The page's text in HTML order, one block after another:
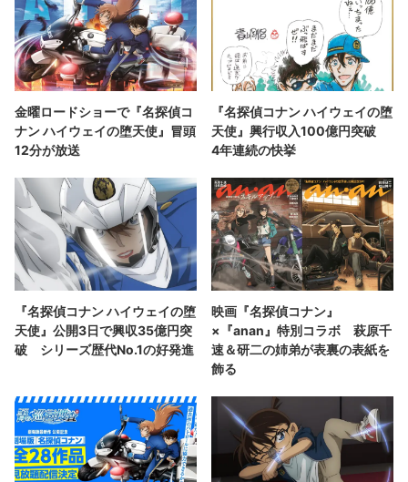
金曜ロードショーで『名探偵コ
ナン ハイウェイの堕天使』冒頭
12分が放送
『名探偵コナン ハイウェイの堕
天使』興行収入100億円突破
4年連続の快挙
『名探偵コナン ハイウェイの堕
天使』公開3日で興収35億円突
破 シリーズ歴代No.1の好発進
映画『名探偵コナン』
×『anan』特別コラボ 萩原千
速＆研二の姉弟が表裏の表紙を
飾る